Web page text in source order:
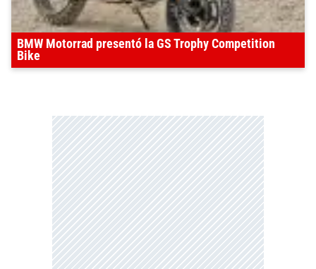
BMW Motorrad presentó la GS Trophy Competition
Bike